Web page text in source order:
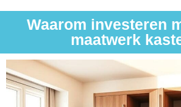
Waarom investeren
maatwerk